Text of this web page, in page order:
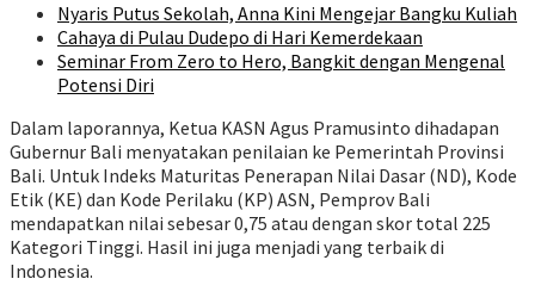
Nyaris Putus Sekolah, Anna Kini Mengejar Bangku Kuliah
Cahaya di Pulau Dudepo di Hari Kemerdekaan
Seminar From Zero to Hero, Bangkit dengan Mengenal
Potensi Diri
Dalam laporannya, Ketua KASN Agus Pramusinto dihadapan
Gubernur Bali menyatakan penilaian ke Pemerintah Provinsi
Bali. Untuk Indeks Maturitas Penerapan Nilai Dasar (ND), Kode
Etik (KE) dan Kode Perilaku (KP) ASN, Pemprov Bali
mendapatkan nilai sebesar 0,75 atau dengan skor total 225
Kategori Tinggi. Hasil ini juga menjadi yang terbaik di
Indonesia.